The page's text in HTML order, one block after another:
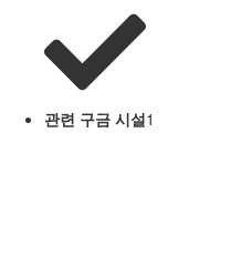
관련 구금 시설1